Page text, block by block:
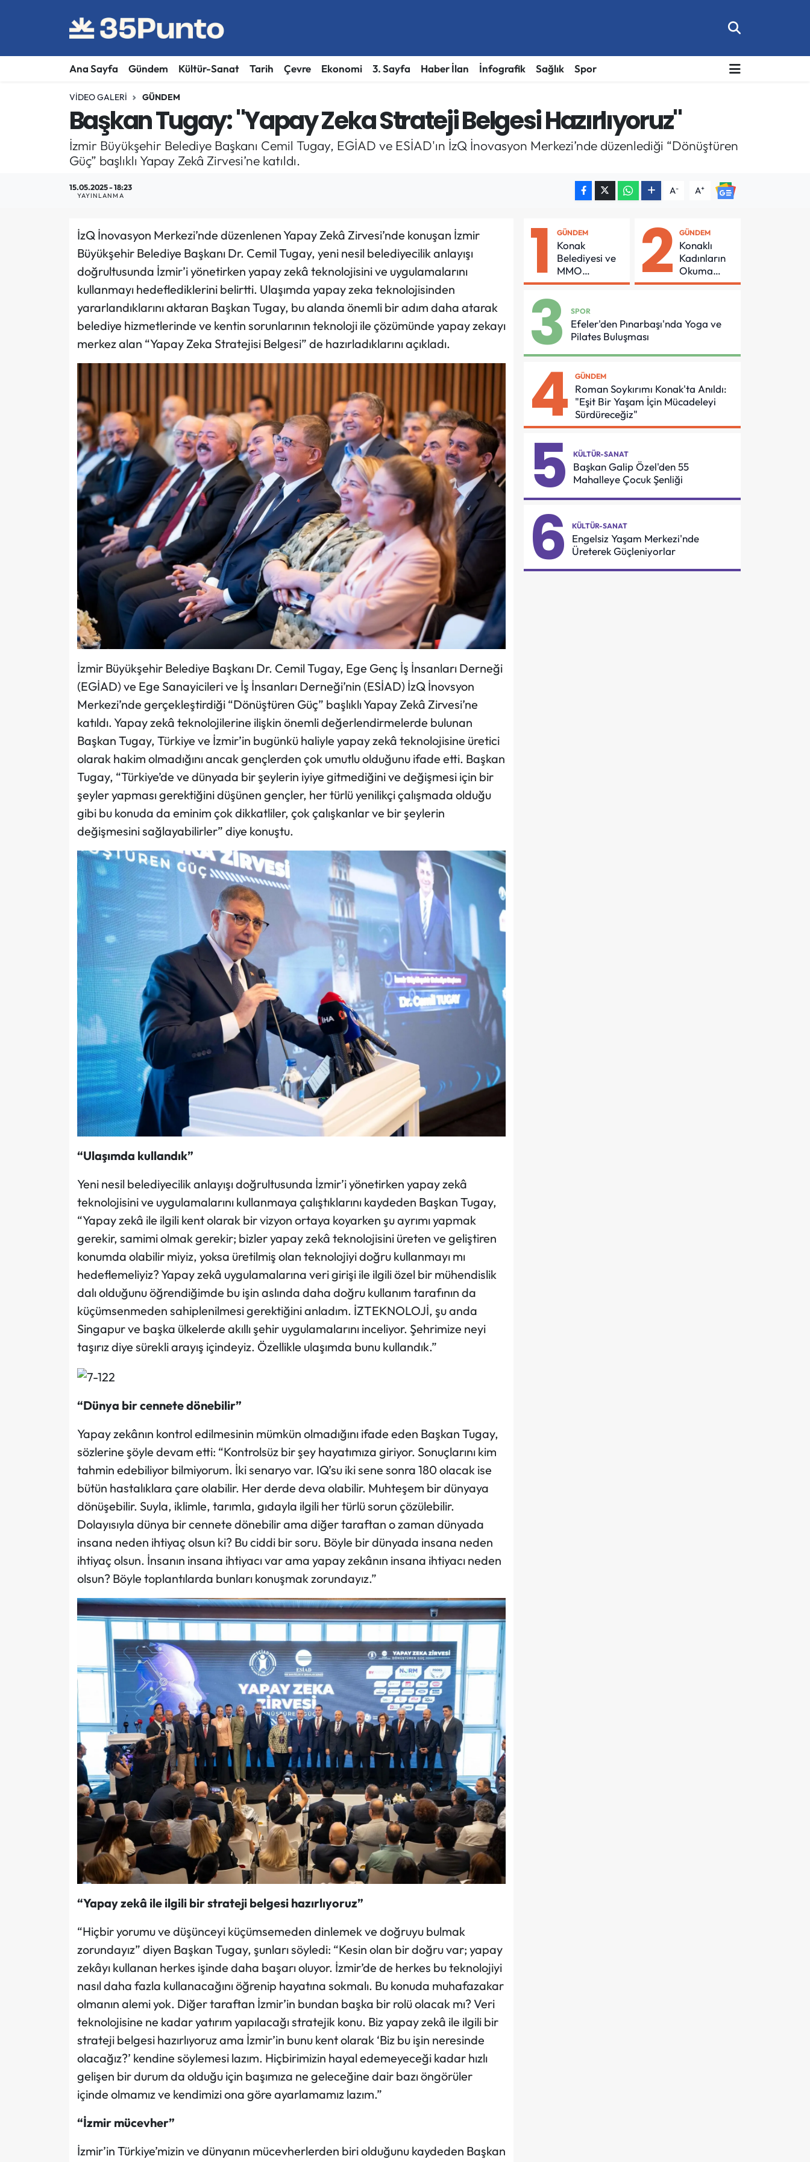
Ana Sayfa Gündem Kültür-Sanat Tarih Çevre Ekonomi 3. Sayfa Haber İlan İnfografik Sağlık Spor
VIDEO GALERI GÜNDEM
Başkan Tugay: "Yapay Zeka Strateji Belgesi Hazırlıyoruz"
İzmir Büyükşehir Belediye Başkanı Cemil Tugay, EGİAD ve ESİAD'ın İzQ İnovasyon Merkezi’nde düzenlediği “Dönüştüren
Güç” başlıklı Yapay Zekâ Zirvesi’ne katıldı.
15.05.2025 - 18:23
YAYINLANMA A- A+
İzQ İnovasyon Merkezi’nde düzenlenen Yapay Zekâ Zirvesi’nde konuşan İzmir
Büyükşehir Belediye Başkanı Dr. Cemil Tugay, yeni nesil belediyecilik anlayışı
doğrultusunda İzmir’i yönetirken yapay zekâ teknolojisini ve uygulamalarını
kullanmayı hedeflediklerini belirtti. Ulaşımda yapay zeka teknolojisinden
yararlandıklarını aktaran Başkan Tugay, bu alanda önemli bir adım daha atarak
belediye hizmetlerinde ve kentin sorunlarının teknoloji ile çözümünde yapay zekayı
merkez alan “Yapay Zeka Stratejisi Belgesi” de hazırladıklarını açıkladı.
İzmir Büyükşehir Belediye Başkanı Dr. Cemil Tugay, Ege Genç İş İnsanları Derneği
(EGİAD) ve Ege Sanayicileri ve İş İnsanları Derneği’nin (ESİAD) İzQ İnovsyon
Merkezi’nde gerçekleştirdiği “Dönüştüren Güç” başlıklı Yapay Zekâ Zirvesi’ne
katıldı. Yapay zekâ teknolojilerine ilişkin önemli değerlendirmelerde bulunan
Başkan Tugay, Türkiye ve İzmir’in bugünkü haliyle yapay zekâ teknolojisine üretici
olarak hakim olmadığını ancak gençlerden çok umutlu olduğunu ifade etti. Başkan
Tugay, “Türkiye’de ve dünyada bir şeylerin iyiye gitmediğini ve değişmesi için bir
şeyler yapması gerektiğini düşünen gençler, her türlü yenilikçi çalışmada olduğu
gibi bu konuda da eminim çok dikkatliler, çok çalışkanlar ve bir şeylerin
değişmesini sağlayabilirler” diye konuştu.
“Ulaşımda kullandık”
Yeni nesil belediyecilik anlayışı doğrultusunda İzmir’i yönetirken yapay zekâ
teknolojisini ve uygulamalarını kullanmaya çalıştıklarını kaydeden Başkan Tugay,
“Yapay zekâ ile ilgili kent olarak bir vizyon ortaya koyarken şu ayrımı yapmak
gerekir, samimi olmak gerekir; bizler yapay zekâ teknolojisini üreten ve geliştiren
konumda olabilir miyiz, yoksa üretilmiş olan teknolojiyi doğru kullanmayı mı
hedeflemeliyiz? Yapay zekâ uygulamalarına veri girişi ile ilgili özel bir mühendislik
dalı olduğunu öğrendiğimde bu işin aslında daha doğru kullanım tarafının da
küçümsenmeden sahiplenilmesi gerektiğini anladım. İZTEKNOLOJİ, şu anda
Singapur ve başka ülkelerde akıllı şehir uygulamalarını inceliyor. Şehrimize neyi
taşırız diye sürekli arayış içindeyiz. Özellikle ulaşımda bunu kullandık.”
“Dünya bir cennete dönebilir”
Yapay zekânın kontrol edilmesinin mümkün olmadığını ifade eden Başkan Tugay,
sözlerine şöyle devam etti: “Kontrolsüz bir şey hayatımıza giriyor. Sonuçlarını kim
tahmin edebiliyor bilmiyorum. İki senaryo var. IQ’su iki sene sonra 180 olacak ise
bütün hastalıklara çare olabilir. Her derde deva olabilir. Muhteşem bir dünyaya
dönüşebilir. Suyla, iklimle, tarımla, gıdayla ilgili her türlü sorun çözülebilir.
Dolayısıyla dünya bir cennete dönebilir ama diğer taraftan o zaman dünyada
insana neden ihtiyaç olsun ki? Bu ciddi bir soru. Böyle bir dünyada insana neden
ihtiyaç olsun. İnsanın insana ihtiyacı var ama yapay zekânın insana ihtiyacı neden
olsun? Böyle toplantılarda bunları konuşmak zorundayız.”
“Yapay zekâ ile ilgili bir strateji belgesi hazırlıyoruz”
“Hiçbir yorumu ve düşünceyi küçümsemeden dinlemek ve doğruyu bulmak
zorundayız” diyen Başkan Tugay, şunları söyledi: “Kesin olan bir doğru var; yapay
zekâyı kullanan herkes işinde daha başarı oluyor. İzmir’de de herkes bu teknolojiyi
nasıl daha fazla kullanacağını öğrenip hayatına sokmalı. Bu konuda muhafazakar
olmanın alemi yok. Diğer taraftan İzmir’in bundan başka bir rolü olacak mı? Veri
teknolojisine ne kadar yatırım yapılacağı stratejik konu. Biz yapay zekâ ile ilgili bir
strateji belgesi hazırlıyoruz ama İzmir’in bunu kent olarak ‘Biz bu işin neresinde
olacağız?’ kendine söylemesi lazım. Hiçbirimizin hayal edemeyeceği kadar hızlı
gelişen bir durum da olduğu için başımıza ne geleceğine dair bazı öngörüler
içinde olmamız ve kendimizi ona göre ayarlamamız lazım.”
“İzmir mücevher”
İzmir’in Türkiye’mizin ve dünyanın mücevherlerden biri olduğunu kaydeden Başkan
1 GÜNDEM
Konak
Belediyesi ve
MMO
Arasında
Güvenliği İçin
Önemli
Protokol
2 GÜNDEM
Konaklı
Kadınların
Okuma
Azmi Örnek
3 SPOR
Efeler'den Pınarbaşı'nda Yoga ve
Pilates Buluşması
4 GÜNDEM
Roman Soykırımı Konak'ta Anıldı:
"Eşit Bir Yaşam İçin Mücadeleyi
Sürdüreceğiz"
5 KÜLTÜR-SANAT
Başkan Galip Özel'den 55
Mahalleye Çocuk Şenliği
6 KÜLTÜR-SANAT
Engelsiz Yaşam Merkezi'nde
Üreterek Güçleniyorlar